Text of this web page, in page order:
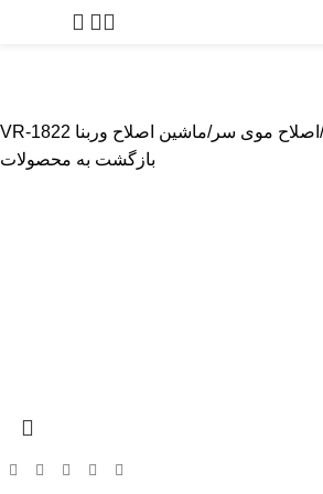
اصلاح موی سر ماشین اصلاح وربنا VR-1822
بازگشت به محصولات